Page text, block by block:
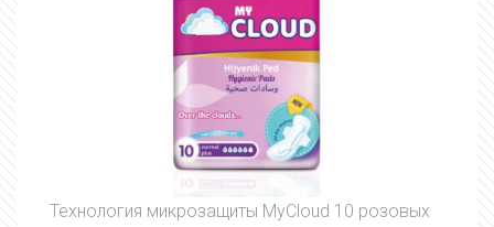
Технология микрозащиты MyCloud 10 розовых